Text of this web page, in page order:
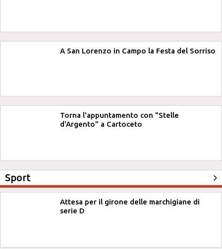
A San Lorenzo in Campo la Festa del Sorriso
Torna l'appuntamento con "Stelle
d'Argento" a Cartoceto
Sport
Attesa per il girone delle marchigiane di
serie D